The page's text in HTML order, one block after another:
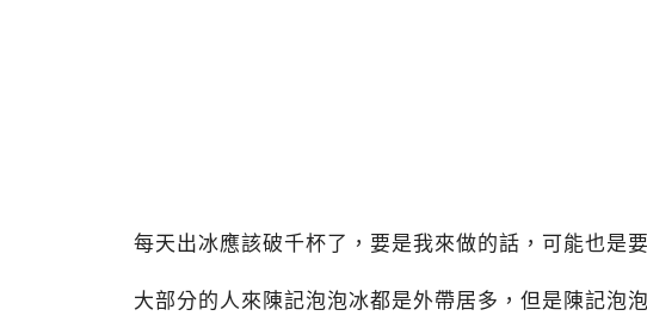
每天出冰應該破千杯了，要是我來做的話，可能也是
大部分的人來陳記泡泡冰都是外帶居多，但是陳記泡